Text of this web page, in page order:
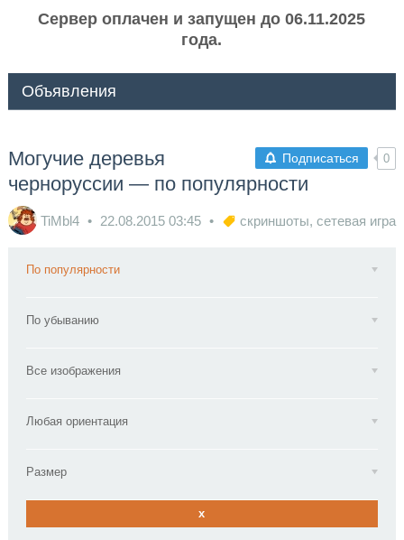
Сервер оплачен и запущен до 06.11.2025
года.
Объявления
Подписаться 0
Могучие деревья
черноруссии — по популярности
TiMbl4 22.08.2015 03:45 скриншоты, сетевая игра
По популярности
По убыванию
Все изображения
Любая ориентация
Размер
x